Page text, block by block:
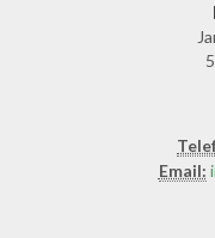
Email: